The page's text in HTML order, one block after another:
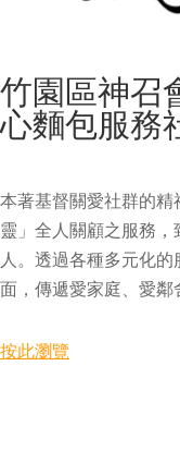
竹園區神召
心麵包服務
本著基督關愛社群的精
靈」全人關顧之服務
人。透過各種多元化
面，傳遞愛家庭、愛鄰
按此瀏覽